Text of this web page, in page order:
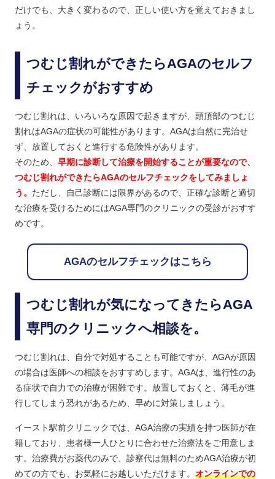
だけでも、大きく変わるので、正しい使い方を覚えておきまし
ょう。
つむじ割れができたらAGAのセルフ
チェックがおすすめ
つむじ割れは、いろいろな原因で起きますが、頭頂部のつむじ
割れはAGAの症状の可能性があります。AGAは自然に完治せ
ず、放置しておくと進行する危険性があります。
そのため、 早期に診断して治療を開始することが重要なので、
つむじ割れができたらAGAのセルフチェックをしてみましょ
う。 ただし、自己診断には限界があるので、正確な診断と適切
な治療を受けるためにはAGA専門のクリニックの受診がおすす
めです。
AGAのセルフチェックはこちら
つむじ割れが気になってきたらAGA
専門のクリニックへ相談を。
つむじ割れは、自分で対処することも可能ですが、AGAが原因
の場合は医師への相談をおすすめします。AGAは、進行性のあ
る症状で自力での治療が困難です。放置しておくと、薄毛が進
行してしまう恐れがあるため、早めに対策しましょう。
イースト駅前クリニックでは、AGA治療の実績を持つ医師が在
籍しており、患者様一人ひとりに合わせた治療法をご用意しま
す。治療費がお薬代のみで、診察代は無料のためAGA治療が初
めての方でも、お気軽にお越しいただけます。 オンラインでの